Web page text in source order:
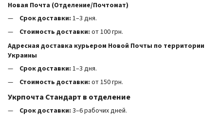
Новая Почта (Отделение/Почтомат)
Срок доставки: 1–3 дня.
Стоимость доставки: от 100 грн.
Адресная доставка курьером Новой Почты по территории
Украины
Срок доставки: 1–3 дня.
Стоимость доставки: от 150 грн.
Укрпочта Стандарт в отделение
Срок доставки: 3–6 рабочих дней.